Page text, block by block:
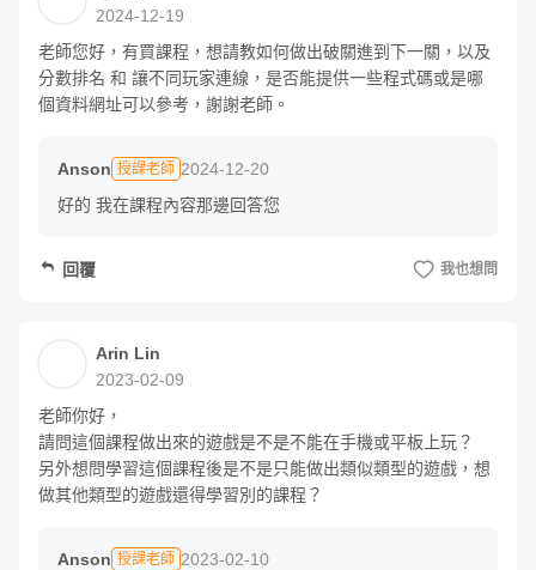
間的控制、設計的過程，老師會一步步帶領，細部講解，聽
完這堂課保證對動畫狀態機更了解哦！其餘詳細單元規劃可
參考以下
單元 1 - Animation 與 Animator 的關係
單元 2 - 製作你想要的 Animation - Mixamo（一）
單元 3 - 製作你想要的 Animation - Mixamo（二）
單元 4 - 製作 Animator 流程
2024-12-19
老師您好，有買課程，想請教如何做出破關進到下一關，以及
分數排名 和 讓不同玩家連線，是否能提供一些程式碼或是哪
個資料網址可以參考，謝謝老師。
Anson 授課老師 2024-12-20
好的 我在課程內容那邊回答您
回覆 我也想問
Arin Lin
2023-02-09
老師你好，
請問這個課程做出來的遊戲是不是不能在手機或平板上玩？
另外想問學習這個課程後是不是只能做出類似類型的遊戲，想
做其他類型的遊戲還得學習別的課程？
Anson 授課老師 2023-02-10